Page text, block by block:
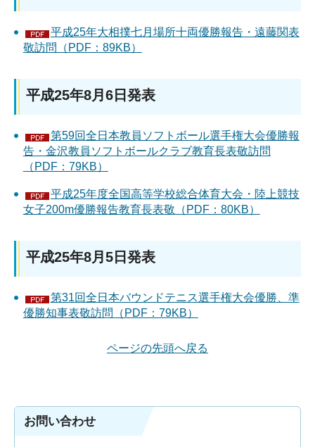
平成25年大相撲七月場所十両優勝報告・遠藤関表
敬訪問（PDF：89KB）
平成25年8月6日発表
第59回全日本教員ソフトボール選手権大会優勝報
告・金沢教員ソフトボールクラブ教育長表敬訪問
（PDF：79KB）
平成25年度全国高等学校総合体育大会・陸上競技
女子200m優勝報告教育長表敬（PDF：80KB）
平成25年8月5日発表
第31回全日本バウンドテニス選手権大会優勝、準
優勝知事表敬訪問（PDF：79KB）
ページの先頭へ戻る
お問い合わせ